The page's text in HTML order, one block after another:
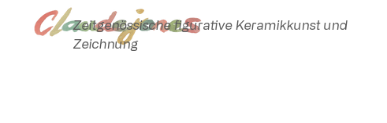
Zeitgenössische figurative Keramikkunst und
Zeichnung